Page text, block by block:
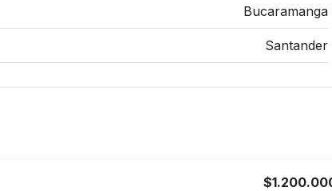
Bucaramanga
Santander